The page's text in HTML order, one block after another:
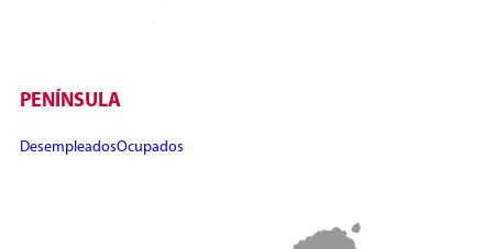
PENÍNSULA
DesempleadosOcupados